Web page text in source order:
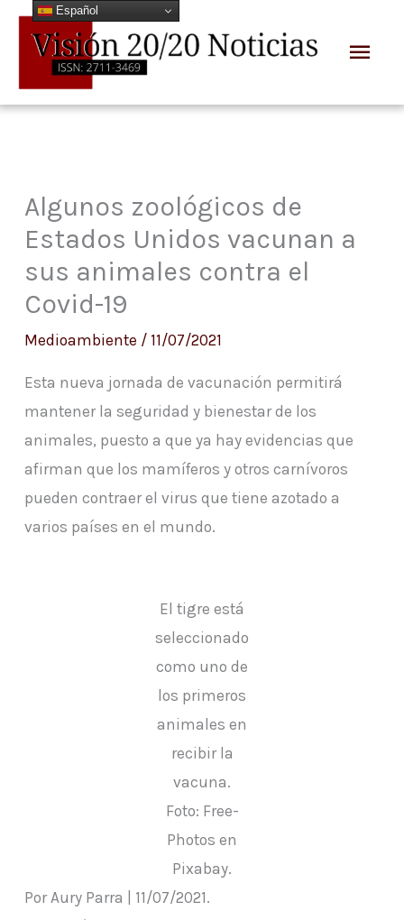
contenido
Algunos zoológicos de
Estados Unidos vacunan a
sus animales contra el
Covid-19
Medioambiente / 11/07/2021
Esta nueva jornada de vacunación permitirá
mantener la seguridad y bienestar de los
animales, puesto a que ya hay evidencias que
afirman que los mamíferos y otros carnívoros
pueden contraer el virus que tiene azotado a
varios países en el mundo.
El tigre está
seleccionado
como uno de
los primeros
animales en
recibir la
vacuna.
Foto: Free-
Photos en
Pixabay.
Por Aury Parra | 11/07/2021.
Español